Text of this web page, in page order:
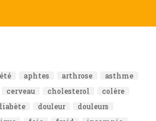
aphtes arthrose
asthme
cerveau cholesterol
colère
douleur
douleurs